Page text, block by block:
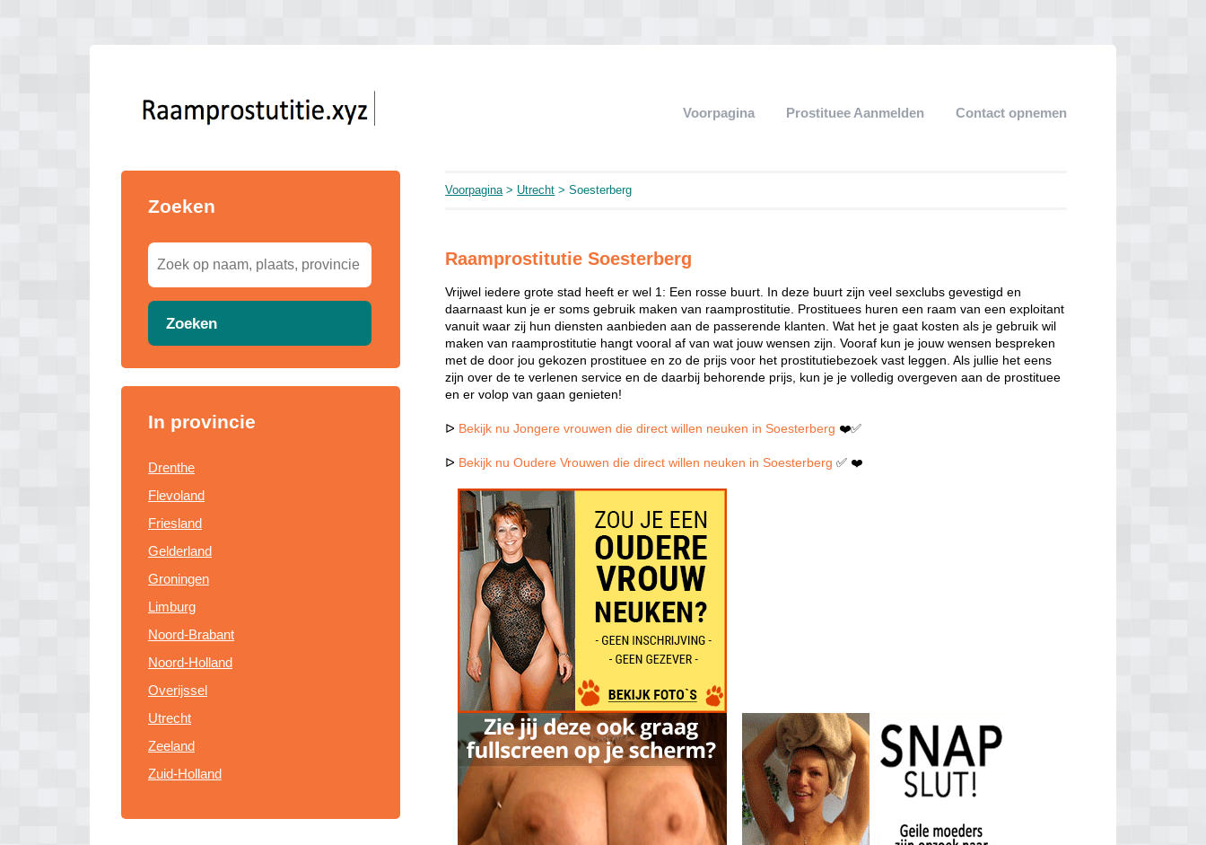
Voorpagina Prostituee Aanmelden Contact opnemen
Zoeken
Zoeken
In provincie
Drenthe
Flevoland
Friesland
Gelderland
Groningen
Limburg
Noord-Brabant
Noord-Holland
Overijssel
Utrecht
Zeeland
Zuid-Holland
Voorpagina> Utrecht > Soesterberg
Raamprostitutie Soesterberg
Vrijwel iedere grote stad heeft er wel 1: Een rosse buurt. In deze buurt zijn veel sexclubs gevestigd en
daarnaast kun je er soms gebruik maken van raamprostitutie. Prostituees huren een raam van een exploitant
vanuit waar zij hun diensten aanbieden aan de passerende klanten. Wat het je gaat kosten als je gebruik wil
maken van raamprostitutie hangt vooral af van wat jouw wensen zijn. Vooraf kun je jouw wensen bespreken
met de door jou gekozen prostituee en zo de prijs voor het prostitutiebezoek vast leggen. Als jullie het eens
zijn over de te verlenen service en de daarbij behorende prijs, kun je je volledig overgeven aan de prostituee
en er volop van gaan genieten!
ᐅ Bekijk nu Jongere vrouwen die direct willen neuken in Soesterberg ❤️✅
ᐅ Bekijk nu Oudere Vrouwen die direct willen neuken in Soesterberg ✅ ❤️